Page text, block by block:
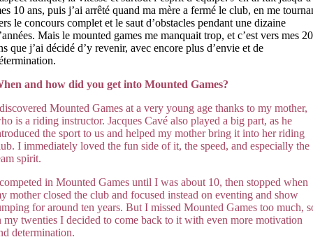
10 ans, puis j’ai arrêté quand ma mère a fermé le club, en me
le concours complet et le saut d’obstacles pendant une dizaine
Mais le mounted games me manquait trop, et c’est vers mes 20
que j’ai décidé d’y revenir, avec encore plus d’envie et de
and how did you get into Mounted Games?
Mounted Games at a very young age thanks to my mother,
is a riding instructor. Jacques Cavé also played a big part, as he
the sport to us and helped my mother bring it into her riding
I immediately loved the fun side of it, the speed, and especially the
spirit.
in Mounted Games until I was about 10, then stopped when
mother closed the club and focused instead on eventing and show
for around ten years. But I missed Mounted Games too much,
my twenties I decided to come back to it with even more motivation
determination.